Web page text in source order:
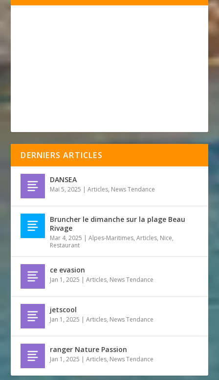
DERNIERS ARTICLES
DANSEA
Mai 5, 2025 |Articles, News Tendance
Bruncher le dimanche sur la plage Beau
Rivage
Mar 4, 2025 |Alpes-Maritimes,Articles, Nice,
Restaurant
ce evasion
Jan 1, 2025 |Articles, News Tendance
jetscool
Jan 1, 2025 |Articles, News Tendance
ranger Nature Passion
Jan 1, 2025 |Articles, News Tendance